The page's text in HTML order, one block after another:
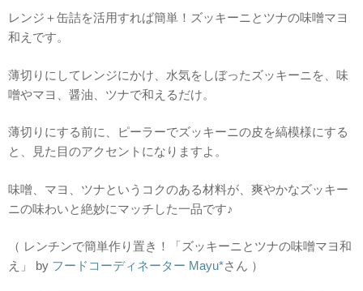
レンジ＋缶詰を活用すれば簡単！ズッキーニとツナの味噌マヨ
和えです。
薄切りにしてレンジにかけ、水気をしぼったズッキーニを、味
噌やマヨ、醤油、ツナで和えるだけ。
薄切りにする前に、ピーラーでズッキーニの皮を縞模様にする
と、見た目のアクセントになりますよ。
味噌、マヨ、ツナというコクのある材料が、爽やかなズッキー
ニの味わいと絶妙にマッチした一品です♪
（ レンチンで簡単作り置き！「ズッキーニとツナの味噌マヨ和
え」 by フードコーディネーター Mayu*さん ）